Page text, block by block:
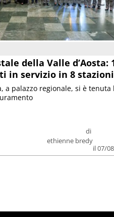
della Valle d’Aosta:
in servizio in 8 stazioni
di
ethienne bredy
il 07/
a palazzo regionale, si è tenuta